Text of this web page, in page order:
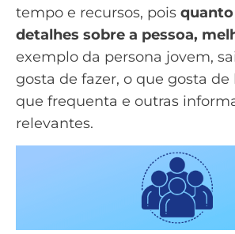
tempo e recursos, pois
detalhes sobre a pessoa,
exemplo da persona jovem,
gosta de fazer, o que gosta de
que frequenta e outras
relevantes.